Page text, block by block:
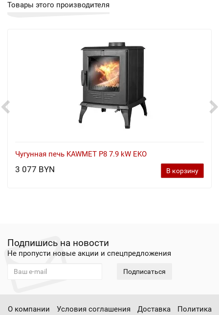
Товары этого производителя
Чугунная печь KAWMET P8 7.9 kW EKO
3 077 BYN В корзину
Подпишись на новости
Не пропусти новые акции и спецпредложения
Подписаться
О компании Условия соглашения Доставка
Политика